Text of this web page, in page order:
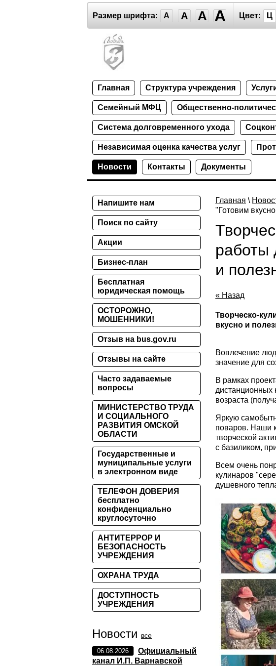
Размер шрифта: A A A A Цвет: Ц
Главная Структура учреждения
Семейный МФЦ Общественно-
Система долговременного ухода
Независимая оценка качества услуг
Новости Контакты Документы
Главная \
"Готовим
работы
и
« Назад
Творческо-
вкусно и
Вовлечение
значение для
В рамках
дистанционных
возраста
Яркую
поваров. Наши
творческой
с базиликом,
Всем очень
кулинаров
душевного
Напишите нам
Поиск по сайту
Акции
Бизнес-план
Бесплатная
юридическая помощь
ОСТОРОЖНО,
МОШЕННИКИ!
Отзыв на bus.gov.ru
Отзывы на сайте
Часто задаваемые
вопросы
МИНИСТЕРСТВО ТРУДА
И СОЦИАЛЬНОГО
РАЗВИТИЯ ОМСКОЙ
ОБЛАСТИ
Государственные и
муниципальные услуги
в электронном виде
ТЕЛЕФОН ДОВЕРИЯ
бесплатно
конфиденциально
круглосуточно
АНТИТЕРРОР И
БЕЗОПАСНОСТЬ
УЧРЕЖДЕНИЯ
ОХРАНА ТРУДА
ДОСТУПНОСТЬ
УЧРЕЖДЕНИЯ
Новости все
06.08.2026
Официальный
канал И.П. Варнавской